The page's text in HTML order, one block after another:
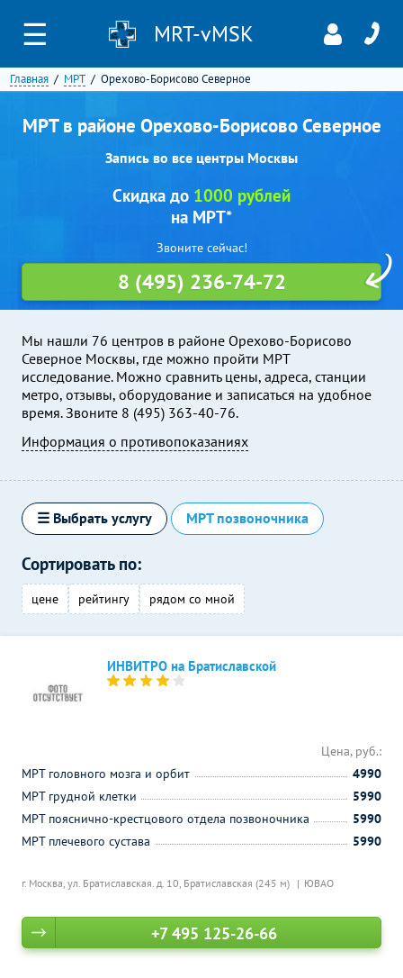
☰ MRT-vMSK
Главная МРТ Орехово-Борисово Северное
МРТ в районе Орехово-Борисово Северное
Запись во все центры Москвы
Мы нашли 76 центров в районе Орехово-Борисово
Северное Москвы, где можно пройти МРТ
исследование. Можно сравнить цены, адреса, станции
метро, отзывы, оборудование и записаться на удобное
время. Звоните 8 (495) 363-40-76.
Информация о противопоказаниях
Скидка до 1000 рублей
на МРТ*
Звоните сейчас!
8 (495) 236-74-72
☰ Выбрать услугу МРТ позвоночника
Сортировать по:
цене рейтингу рядом со мной
ИНВИТРО на Братиславской
г. Москва, ул. Братиславская. д. 10, Братиславская (245 м) ЮВАО
Цена, руб.:
МРТ головного мозга и орбит
4990
МРТ грудной клетки
5990
МРТ пояснично-крестцового отдела позвоночника
5990
МРТ плечевого сустава
5990
+7 495 125-26-66